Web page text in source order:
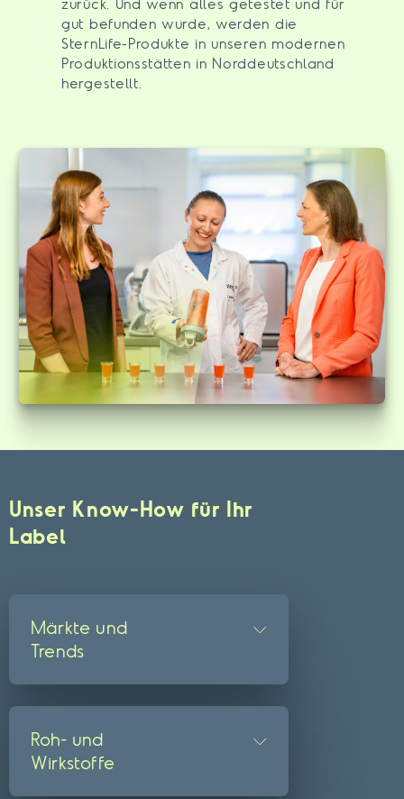
gut befunden wurde, werden die
SternLife-Produkte in unseren modernen
Produktionsstätten in Norddeutschland
hergestellt.
Unser Know-How für Ihr
Label
Märkte und
Trends
Roh- und
Wirkstoffe